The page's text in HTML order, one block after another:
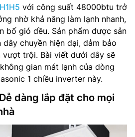
với công suất 48000btu trở
nhờ khả năng làm lạnh nhanh,
bố gió đều. Sản phẩm được sản
chuyền hiện đại, đảm bảo
trội. Bài viết dưới đây sẽ
gian mát lạnh của dòng
1 chiều inverter này.
dàng lắp đặt cho mọi